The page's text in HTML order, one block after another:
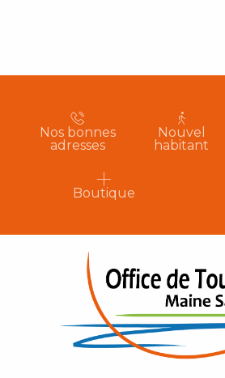
Nos bonnes
adresses
Nouvel
habitant
Boutique